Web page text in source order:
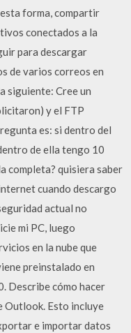
forma, compartir
conectados a la
para descargar
de varios correos en
siguiente: Cree un
y el FTP
es: si dentro del
de ella tengo 10
completa? quisiera saber
cuando descargo
actual no
mi PC, luego
en la nube que
preinstalado en
Describe cómo hacer
Outlook. Esto incluye
e importar datos